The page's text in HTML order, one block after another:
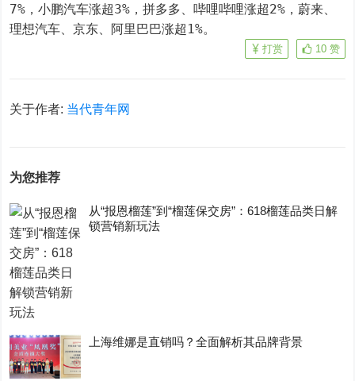
7%，小鹏汽车涨超3%，拼多多、哔哩哔哩涨超2%，蔚来、
理想汽车、京东、阿里巴巴涨超1%。
10 赞
打赏
关于作者: 当代青年网
为您推荐
从“报恩榴莲”到“榴莲保交房”：618榴莲品类日解
锁营销新玩法
上海维娜是直销吗？全面解析其品牌背景